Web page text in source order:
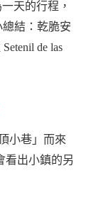
天的行程，
結：乾脆安
de las
小巷」而來
看出小鎮的另